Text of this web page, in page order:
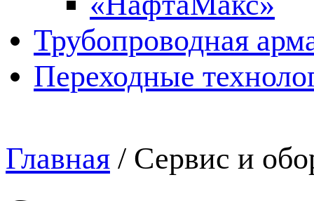
Трубопроводная
Переходные
Главная / Сервис и